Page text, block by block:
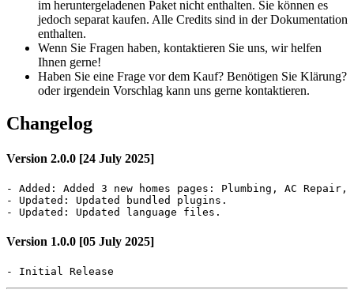
im heruntergeladenen Paket nicht enthalten. Sie können es
jedoch separat kaufen. Alle Credits sind in der Dokumentation
enthalten.
Wenn Sie Fragen haben, kontaktieren Sie uns, wir helfen
Ihnen gerne!
Haben Sie eine Frage vor dem Kauf? Benötigen Sie Klärung?
oder irgendein Vorschlag kann uns gerne kontaktieren.
Changelog
Version 2.0.0 [24 July 2025]
- Added: Added 3 new homes pages: Plumbing, AC
- Updated: Updated bundled plugins.
- Updated: Updated language files.
Version 1.0.0 [05 July 2025]
- Initial Release